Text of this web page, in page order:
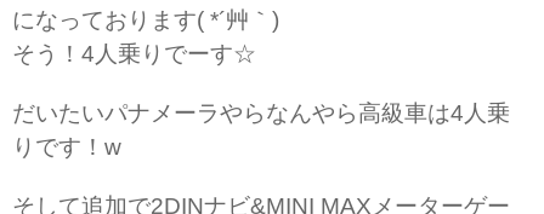
になっております( *´艸｀)
そう！4人乗りでーす☆
だいたいパナメーラやらなんやら高級車は4人乗
りです！w
そして追加で2DINナビ&MINI MAXメーターゲー